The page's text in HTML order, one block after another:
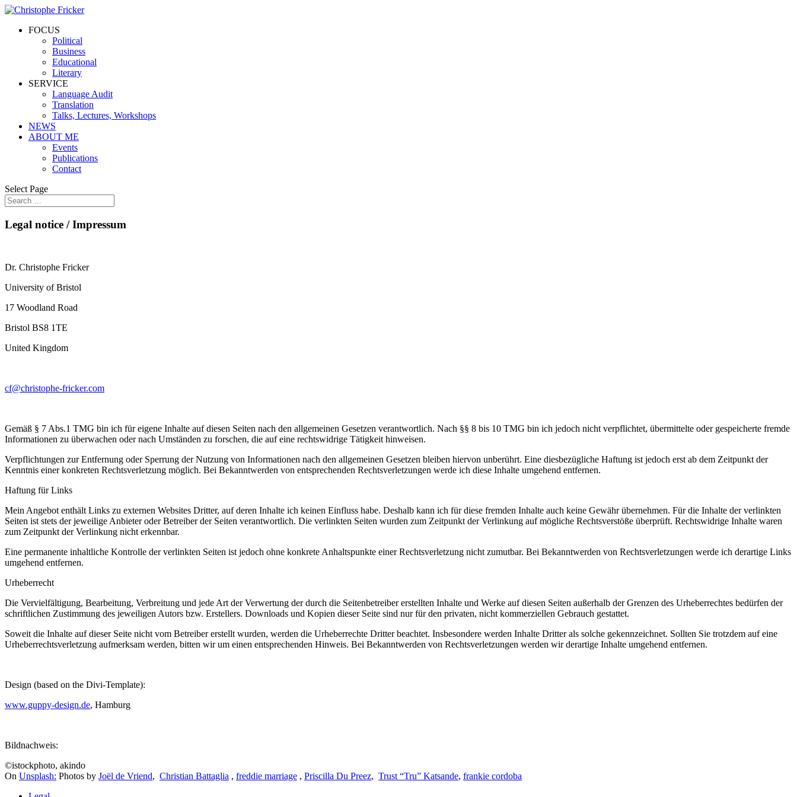
FOCUS
Political
Business
Educational
Literary
SERVICE
Language Audit
Translation
Talks, Lectures, Workshops
NEWS
ABOUT ME
Events
Publications
Contact
Select Page
Legal notice / Impressum
Dr. Christophe Fricker
University of Bristol
17 Woodland Road
Bristol BS8 1TE
United Kingdom
cf@christophe-fricker.com
Gemäß § 7 Abs.1 TMG bin ich für eigene Inhalte auf diesen Seiten nach den allgemeinen Gesetzen verantwortlich. Nach §§ 8 bis 10 TMG bin ich jedoch nicht verpflichtet, übermittelte oder gespeicherte fremde
Informationen zu überwachen oder nach Umständen zu forschen, die auf eine rechtswidrige Tätigkeit hinweisen.
Verpflichtungen zur Entfernung oder Sperrung der Nutzung von Informationen nach den allgemeinen Gesetzen bleiben hiervon unberührt. Eine diesbezügliche Haftung ist jedoch erst ab dem Zeitpunkt der
Kenntnis einer konkreten Rechtsverletzung möglich. Bei Bekanntwerden von entsprechenden Rechtsverletzungen werde ich diese Inhalte umgehend entfernen.
Haftung für Links
Mein Angebot enthält Links zu externen Websites Dritter, auf deren Inhalte ich keinen Einfluss habe. Deshalb kann ich für diese fremden Inhalte auch keine Gewähr übernehmen. Für die Inhalte der verlinkten
Seiten ist stets der jeweilige Anbieter oder Betreiber der Seiten verantwortlich. Die verlinkten Seiten wurden zum Zeitpunkt der Verlinkung auf mögliche Rechtsverstöße überprüft. Rechtswidrige Inhalte waren
zum Zeitpunkt der Verlinkung nicht erkennbar.
Eine permanente inhaltliche Kontrolle der verlinkten Seiten ist jedoch ohne konkrete Anhaltspunkte einer Rechtsverletzung nicht zumutbar. Bei Bekanntwerden von Rechtsverletzungen werde ich derartige Links
umgehend entfernen.
Urheberrecht
Die Vervielfältigung, Bearbeitung, Verbreitung und jede Art der Verwertung der durch die Seitenbetreiber erstellten Inhalte und Werke auf diesen Seiten außerhalb der Grenzen des Urheberrechtes bedürfen der
schriftlichen Zustimmung des jeweiligen Autors bzw. Erstellers. Downloads und Kopien dieser Seite sind nur für den privaten, nicht kommerziellen Gebrauch gestattet.
Soweit die Inhalte auf dieser Seite nicht vom Betreiber erstellt wurden, werden die Urheberrechte Dritter beachtet. Insbesondere werden Inhalte Dritter als solche gekennzeichnet. Sollten Sie trotzdem auf eine
Urheberrechtsverletzung aufmerksam werden, bitten wir um einen entsprechenden Hinweis. Bei Bekanntwerden von Rechtsverletzungen werden wir derartige Inhalte umgehend entfernen.
Design (based on the Divi-Template):
www.guppy-design.de, Hamburg
Bildnachweis:
©istockphoto, akindo
On Unsplash: Photos by Joël de Vriend, Christian Battaglia , freddie marriage , Priscilla Du Preez, Trust “Tru” Katsande, frankie cordoba